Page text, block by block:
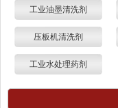
工业油墨清洗剂
压板机清洗剂
工业水处理药剂